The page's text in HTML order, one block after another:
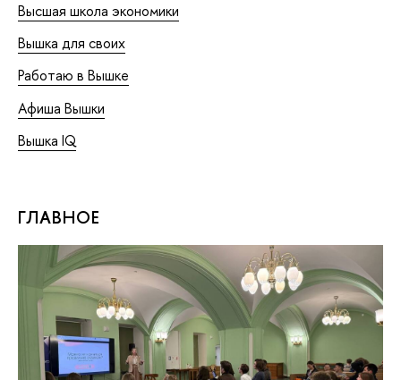
Высшая школа экономики
Вышка для своих
Работаю в Вышке
Афиша Вышки
Вышка IQ
ГЛАВНОЕ